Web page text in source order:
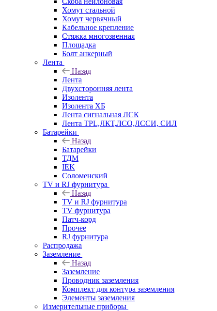
Хомут стальной
Хомут червячный
Кабельное крепление
Стяжка многозвенная
Площадка
Болт анкерный
Лента
Назад
Лента
Двухсторонняя лента
Изолента
Изолента ХБ
Лента сигнальная ЛСК
Лента TPL,ЛКТ,ЛСО,ЛССИ, СИЛ
Батарейки
Назад
Батарейки
ТДМ
IEK
Соломенский
TV и RJ фурнитура
Назад
TV и RJ фурнитура
TV фурнитура
Патч-корд
Прочее
RJ фурнитура
Распродажа
Заземление
Назад
Заземление
Проводник заземления
Комплект для контура заземления
Элементы заземления
Измерительные приборы